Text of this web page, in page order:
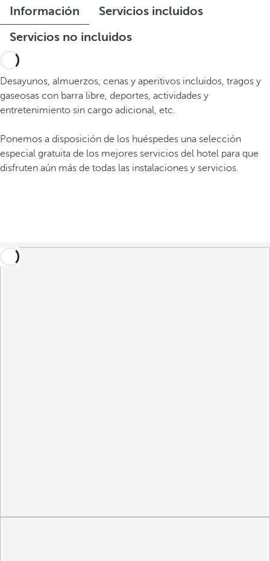
Información
Servicios incluidos
Servicios no incluidos
Desayunos, almuerzos, cenas y aperitivos incluidos, tragos y
gaseosas con barra libre, deportes, actividades y
entretenimiento sin cargo adicional, etc.
Ponemos a disposición de los huéspedes una selección
especial gratuita de los mejores servicios del hotel para que
disfruten aún más de todas las instalaciones y servicios.